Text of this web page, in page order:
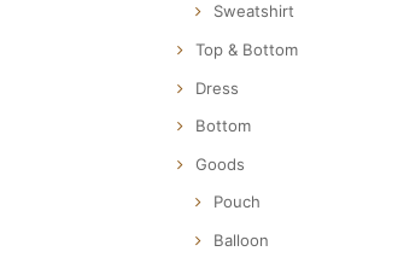
Sweatshirt
Top & Bottom
Dress
Bottom
Goods
Pouch
Balloon